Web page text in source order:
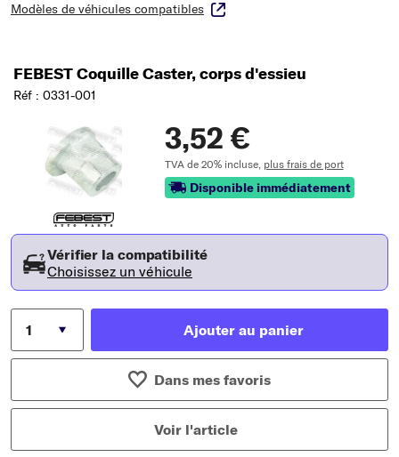
Modèles de véhicules compatibles
FEBEST Coquille Caster, corps d'essieu
Réf : 0331-001
3,52 €
TVA de 20% incluse, plus frais de port
Disponible immédiatement
Vérifier la compatibilité
Choisissez un véhicule
Ajouter au panier
Dans mes favoris
Voir l'article